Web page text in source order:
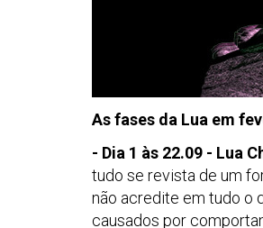
As fases da Lua em
- Dia 1 às 22.09 - Lua
tudo se revista de um
não acredite em tudo o
causados por